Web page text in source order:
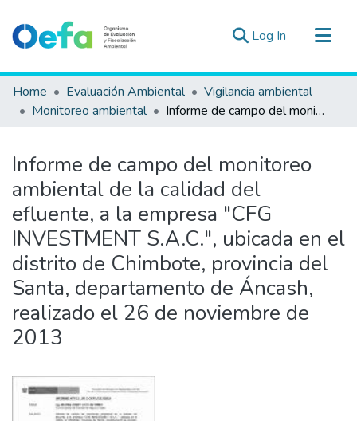
Log In (current)
Communities & Collections
All of DSpace
Estad. Externas
Guias ▾
Home Evaluación Ambiental
Vigilancia ambiental
Monitoreo ambiental
Informe de campo del monitoreo ambiental de la calidad del efluente, a la empresa "CFG INVESTMENT S.A.C.", ubicada en el distrito de Chimbote, provincia del Santa, departamento de Áncash, realizado el 26 de noviembre de 2013
Informe de campo del monitoreo
ambiental de la calidad del
efluente, a la empresa "CFG
INVESTMENT S.A.C.", ubicada en el
distrito de Chimbote, provincia del
Santa, departamento de Áncash,
realizado el 26 de noviembre de
2013